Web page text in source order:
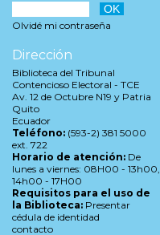
Olvidé mi contraseña
Dirección
Biblioteca del Tribunal
Contencioso Electoral - TCE
Av. 12 de Octubre N19 y Patria
Quito
Ecuador
Teléfono: (593-2) 381 5000
ext. 722
Horario de atención: De
lunes a viernes: 08H00 - 13h00,
14h00 - 17H00
Requisitos para el uso de
la Biblioteca: Presentar
cédula de identidad
contacto